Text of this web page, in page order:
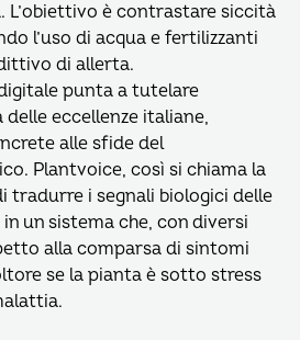
L’obiettivo è contrastare siccità
l’uso di acqua e fertilizzanti
di allerta.
punta a tutelare
eccellenze italiane,
alle sfide del
Plantvoice, così si chiama la
tradurre i segnali biologici delle
in un sistema che, con diversi
alla comparsa di sintomi
se la pianta è sotto stress